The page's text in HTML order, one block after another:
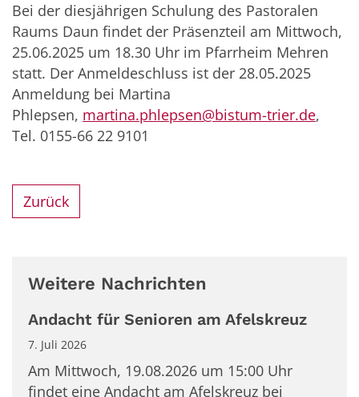
Bei der diesjährigen Schulung des Pastoralen
Raums Daun findet der Präsenzteil am Mittwoch,
25.06.2025 um 18.30 Uhr im Pfarrheim Mehren
statt. Der Anmeldeschluss ist der 28.05.2025
Anmeldung bei Martina
Phlepsen, martina.phlepsen@bistum-trier.de,
Tel. 0155-66 22 9101
Zurück
Weitere Nachrichten
Andacht für Senioren am Afelskreuz
7. Juli 2026
Am Mittwoch, 19.08.2026 um 15:00 Uhr
findet eine Andacht am Afelskreuz bei